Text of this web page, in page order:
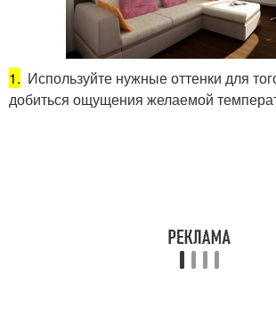
1. Используйте нужные оттенки для
добиться ощущения желаемой